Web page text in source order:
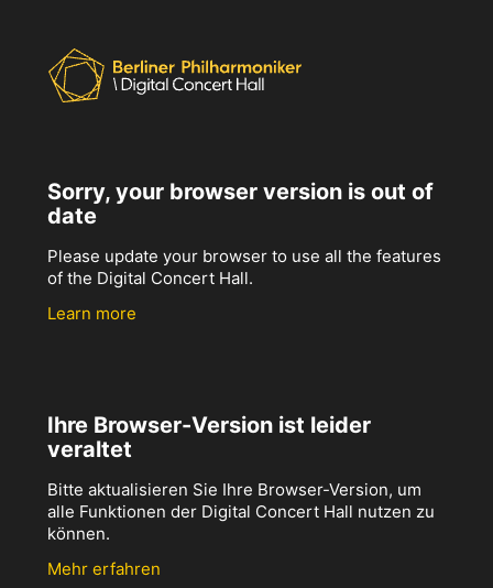
Sorry, your browser version is out of
date
Please update your browser to use all the features
of the Digital Concert Hall.
Learn more
Ihre Browser-Version ist leider
veraltet
Bitte aktualisieren Sie Ihre Browser-Version, um
alle Funktionen der Digital Concert Hall nutzen zu
können.
Mehr erfahren